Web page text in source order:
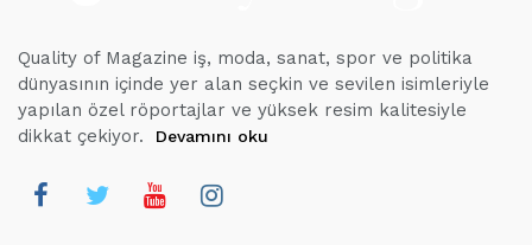
Quality of Magazine iş, moda, sanat, spor ve politika
dünyasının içinde yer alan seçkin ve sevilen isimleriyle
yapılan özel röportajlar ve yüksek resim kalitesiyle
dikkat çekiyor.
Devamını oku